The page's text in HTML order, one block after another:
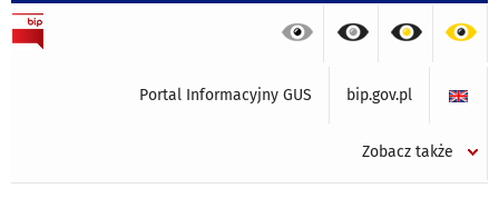
Portal Informacyjny GUS bip.gov.pl
Zobacz także